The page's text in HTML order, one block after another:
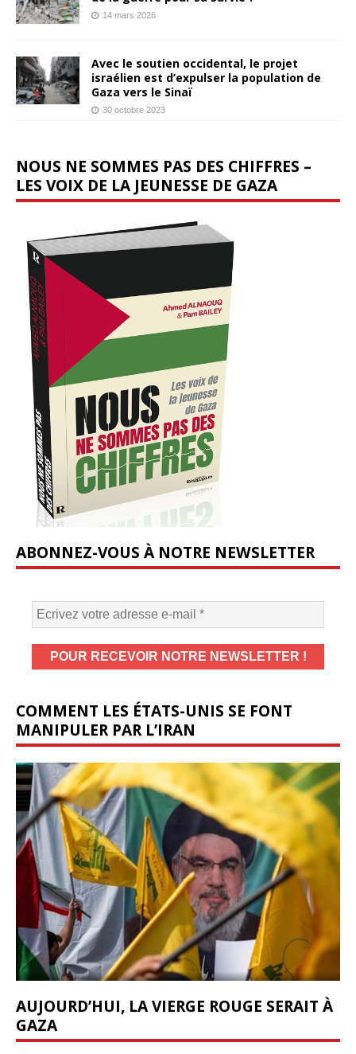
14 mars 2026
Avec le soutien occidental, le projet
israélien est d’expulser la population de
Gaza vers le Sinaï
30 octobre 2023
NOUS NE SOMMES PAS DES CHIFFRES –
LES VOIX DE LA JEUNESSE DE GAZA
ABONNEZ-VOUS À NOTRE NEWSLETTER
COMMENT LES ÉTATS-UNIS SE FONT
MANIPULER PAR L’IRAN
AUJOURD’HUI, LA VIERGE ROUGE SERAIT À
GAZA